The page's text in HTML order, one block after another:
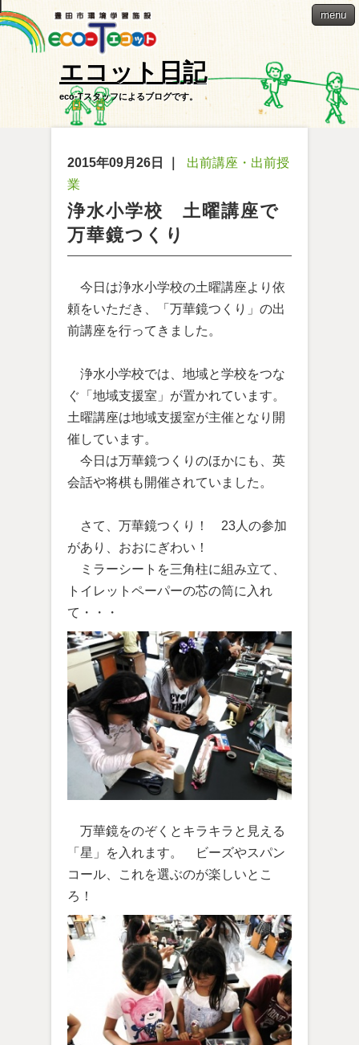
menu
エコット日記
eco-Tスタッフによるブログです。
2015年09月26日
出前講座・出前授
業
浄水小学校 土曜講座で
万華鏡つくり
今日は浄水小学校の土曜講座より依
頼をいただき、「万華鏡つくり」の出
前講座を行ってきました。
浄水小学校では、地域と学校をつな
ぐ「地域支援室」が置かれています。
土曜講座は地域支援室が主催となり開
催しています。
今日は万華鏡つくりのほかにも、英
会話や将棋も開催されていました。
さて、万華鏡つくり！ 23人の参加
があり、おおにぎわい！
ミラーシートを三角柱に組み立て、
トイレットペーパーの芯の筒に入れ
て・・・
万華鏡をのぞくとキラキラと見える
「星」を入れます。 ビーズやスパン
コール、これを選ぶのが楽しいとこ
ろ！